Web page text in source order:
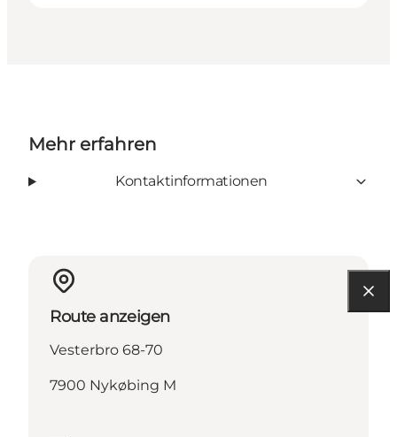
Mehr erfahren
Kontaktinformationen
Route anzeigen
Vesterbro 68-70
7900 Nykøbing M